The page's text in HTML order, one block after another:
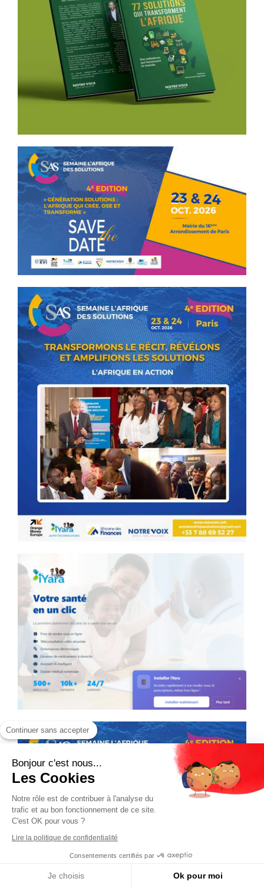
Continuer sans accepter
Bonjour c'est nous...
Les Cookies
Notre rôle est de contribuer à l'analyse du
trafic et au bon fonctionnement de ce site.
C'est OK pour vous ?
Lire la politique de confidentialité
Consentements certifiés par
Je choisis Ok pour moi